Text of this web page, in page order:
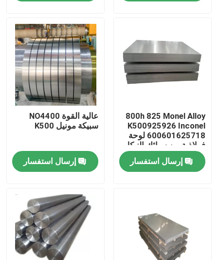
معلومات عنا
جولة في المعمل
اتصل بنا
مادة Inconel 600
مادة Incoloy 800
مادة Inconel 718
800h 825 Monel Alloy
K500925926 Inconel
600601625718 لوحة
فولاذية من سبائك النيكل
إرسال استفسار
عالية القوة NO4400
سبيكة مونيل K500
إرسال استفسار